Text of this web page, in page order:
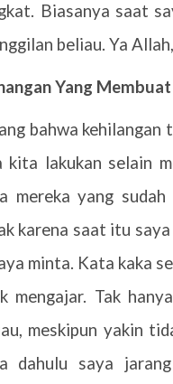
Biasanya saat
beliau. Ya
Yang
bahwa
kita lakukan selain
mereka yang
karena saat itu saya
minta. Kata kaka
mengajar. Tak
meskipun yakin
dahulu saya